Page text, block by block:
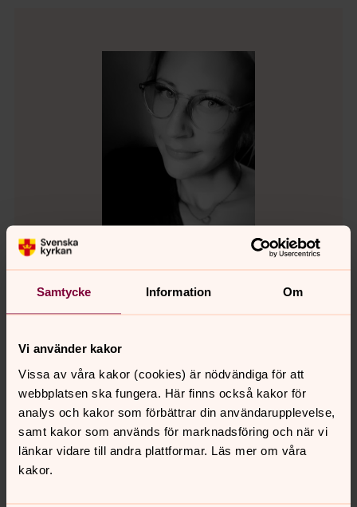
Samtycke Information Om
Vi använder kakor
Vissa av våra kakor (cookies) är nödvändiga för att
webbplatsen ska fungera. Här finns också kakor för
analys och kakor som förbättrar din användarupplevelse,
samt kakor som används för marknadsföring och när vi
länkar vidare till andra plattformar. Läs mer om våra
kakor.
Johanna Engler
Fritidsledare, Håbo pastorat
Direkt:0171-46 80 45
Annie Modéus